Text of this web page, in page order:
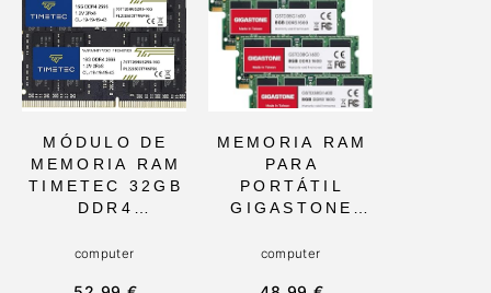
MÓDULO DE
MEMORIA RAM
TIMETEC 32GB
DDR4
ECC Y
computer
MEMORIA RAM
PARA
PORTÁTIL
GIGASTONE
1600MHZ CL11,
computer